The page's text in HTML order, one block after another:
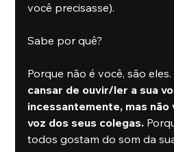
você precisasse).
Sabe por quê?
Porque não é você, são eles.
cansar de ouvir/ler a sua
incessantemente, mas não
voz dos seus colegas.
todos gostam do som da